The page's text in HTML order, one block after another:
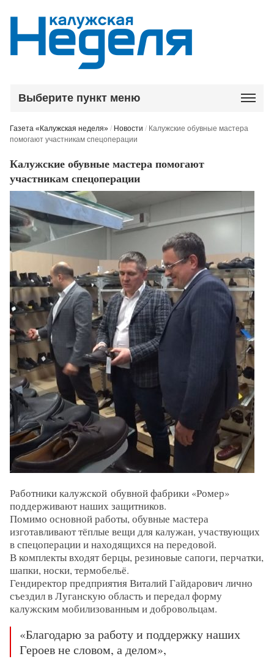
Выберите пункт меню
Газета «Калужская неделя» / Новости / Калужские обувные мастера
помогают участникам спецоперации
Калужские обувные мастера помогают
участникам спецоперации
Работники калужской обувной фабрики «Ромер»
поддерживают наших защитников.
Помимо основной работы, обувные мастера
изготавливают тёплые вещи для калужан, участвующих
в спецоперации и находящихся на передовой.
В комплекты входят берцы, резиновые сапоги, перчатки,
шапки, носки, термобельё.
Гендиректор предприятия Виталий Гайдарович лично
съездил в Луганскую область и передал форму
калужским мобилизованным и добровольцам.
«Благодарю за работу и поддержку наших
Героев не словом, а делом»,